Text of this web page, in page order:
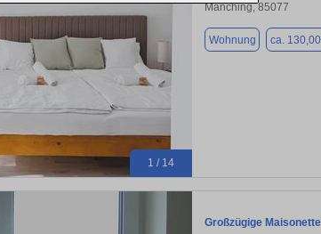
1 / 14
Manching, 85077
Wohnung ca. 130,00
Großzügige